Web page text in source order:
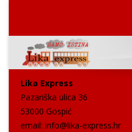
Lika Express
Pazariška ulica 36
53000 Gospić
email: info@lika-express.hr